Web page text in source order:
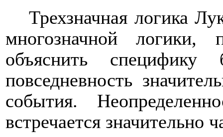
Трехзначная логика
многозначной логики,
объяснить
повседневность
события.
встречается значительно